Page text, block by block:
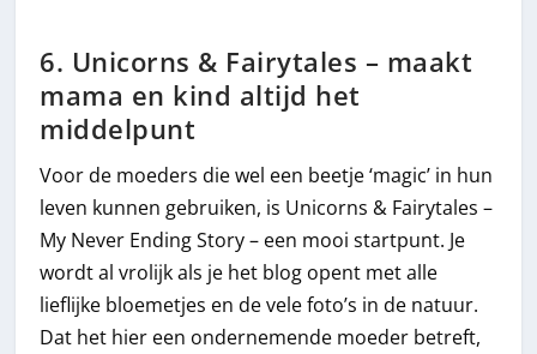
6. Unicorns & Fairytales – maakt
mama en kind altijd het
middelpunt
Voor de moeders die wel een beetje ‘magic’ in hun
leven kunnen gebruiken, is Unicorns & Fairytales –
My Never Ending Story – een mooi startpunt. Je
wordt al vrolijk als je het blog opent met alle
lieflijke bloemetjes en de vele foto’s in de natuur.
Dat het hier een ondernemende moeder betreft,